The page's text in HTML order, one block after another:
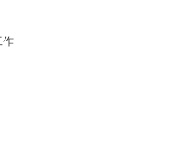
作